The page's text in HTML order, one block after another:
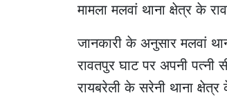
मामला मलवां थाना क्षेत्र के
जानकारी के अनुसार मलवां
रावतपुर घाट पर अपनी
रायबरेली के सरेनी थाना